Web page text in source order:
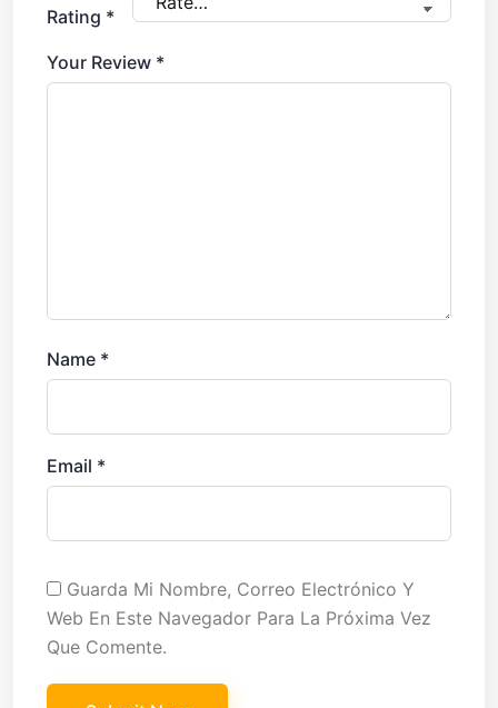
Rating *
Your Review *
Name *
Email *
Guarda Mi Nombre, Correo Electrónico Y
Web En Este Navegador Para La Próxima Vez
Que Comente.